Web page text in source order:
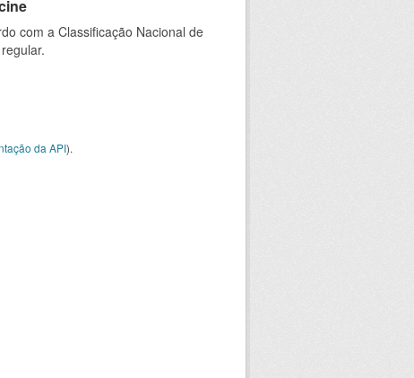
com a Classificação Nacional de
da API).